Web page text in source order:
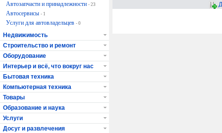
Автозапчасти и принадлежности - 23
Автосервисы - 1
Услуги для автовладельцев - 0
Недвижимость
Строительство и ремонт
Оборудование
Интерьер и всё, что вокруг нас
Бытовая техника
Компьютерная техника
Товары
Образование и наука
Услуги
Досуг и развлечения